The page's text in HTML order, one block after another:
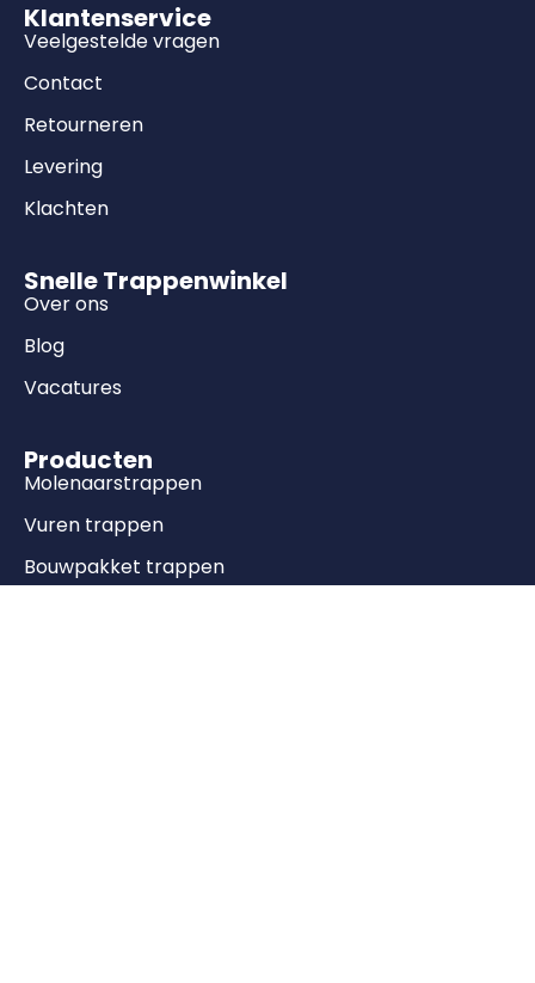
Klantenservice
Veelgestelde vragen
Contact
Retourneren
Levering
Klachten
Snelle Trappenwinkel
Over ons
Blog
Vacatures
Producten
Molenaarstrappen
Vuren trappen
Bouwpakket trappen